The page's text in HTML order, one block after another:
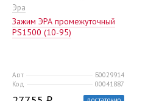
Эра
Зажим ЭРА промежуточный
PS1500 (10-95)
Арт
Б0029914
Код
00041887